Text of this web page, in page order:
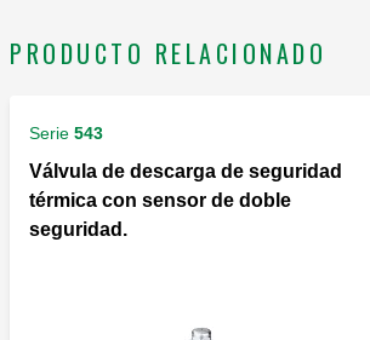
PRODUCTO RELACIONADO
Serie 543
Válvula de descarga de seguridad
térmica con sensor de doble
seguridad.